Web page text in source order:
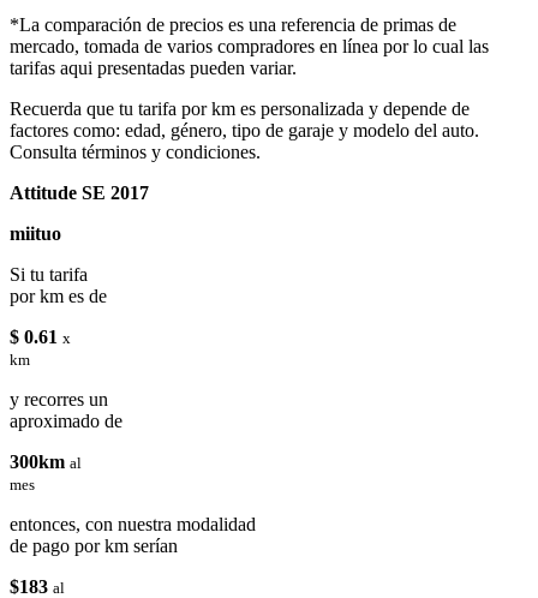
*La comparación de precios es una referencia de primas de
mercado, tomada de varios compradores en línea por lo cual las
tarifas aqui presentadas pueden variar.
Recuerda que tu tarifa por km es personalizada y depende de
factores como: edad, género, tipo de garaje y modelo del auto.
Consulta términos y condiciones.
Attitude SE 2017
miituo
Si tu tarifa
por km es de
$ 0.61 x
km
y recorres un
aproximado de
300km al
mes
entonces, con nuestra modalidad
de pago por km serían
$183 al